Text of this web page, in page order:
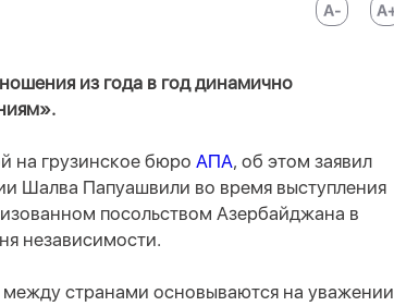
из года в год динамично
на грузинское бюро АПА, об этом заявил
Шалва Папуашвили во время выступления
посольством Азербайджана в
независимости.
странами основываются на уважении